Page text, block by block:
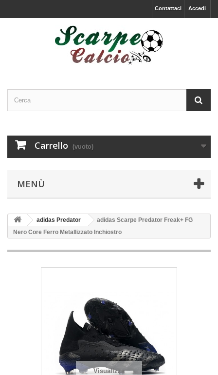
Accedi
Contattaci
Carrello (vuoto)
MENÙ
adidas Predator
adidas Scarpe Predator Freak+ FG
Nero Core Ferro Metallizzato Inchiostro
Visualizza